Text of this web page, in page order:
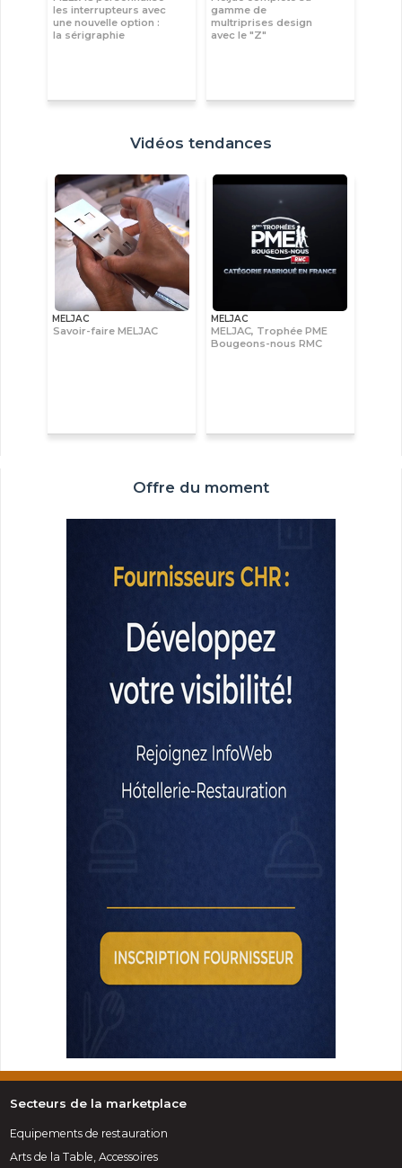
les interrupteurs avec
une nouvelle option :
la sérigraphie
gamme de
multriprises design
avec le "Z"
Vidéos tendances
MELJAC
Savoir-faire MELJAC
MELJAC
MELJAC, Trophée PME
Bougeons-nous RMC
Offre du moment
Secteurs de la marketplace
Equipements de restauration
Arts de la Table, Accessoires